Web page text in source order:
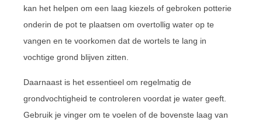
kan het helpen om een laag kiezels of gebroken potterie
onderin de pot te plaatsen om overtollig water op te
vangen en te voorkomen dat de wortels te lang in
vochtige grond blijven zitten.
Daarnaast is het essentieel om regelmatig de
grondvochtigheid te controleren voordat je water geeft.
Gebruik je vinger om te voelen of de bovenste laag van